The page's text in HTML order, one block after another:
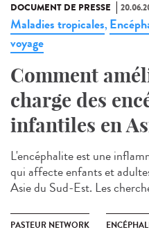
DOCUMENT DE PRESSE
Maladies tropicales,
voyage
Comment
charge des
infantiles en
L'encéphalite est une
qui affecte enfants et
Asie du Sud-Est. Les
PASTEUR NETWORK